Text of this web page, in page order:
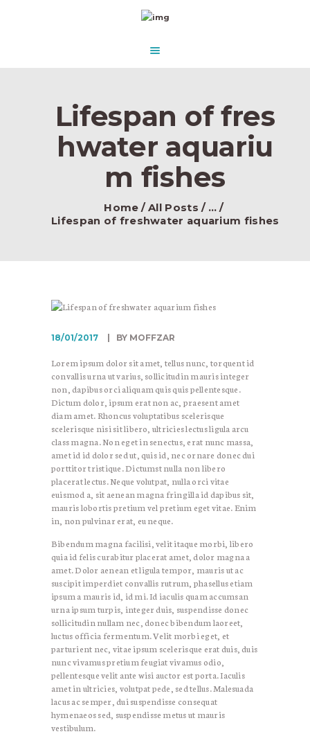
Lifespan of fres
hwater aquariu
m fishes
Home All Posts
...
Lifespan of freshwater aquarium fishes
AQUASCAPE PARADISE
CONTACT
18/01/2017 BY MOFFZAR
Lorem ipsum dolor sit amet, tellus nunc, torquent id
convallis urna ut varius, sollicitudin mauris integer
non, dapibus orci aliquam quis quis pellentesque.
Dictum dolor, ipsum erat non ac, praesent amet
diam amet. Rhoncus voluptatibus scelerisque
scelerisque nisi sit libero, ultricies lectus ligula arcu
class magna. Non eget in senectus, erat nunc massa,
amet id id dolor sed ut, quis id, nec ornare donec dui
porttitor tristique. Dictumst nulla non libero
placerat lectus. Neque volutpat, nulla orci vitae
euismod a, sit aenean magna fringilla id dapibus sit,
mauris lobortis pretium vel pretium eget vitae. Enim
in, non pulvinar erat, eu neque.
Bibendum magna facilisi, velit itaque morbi, libero
quia id felis curabitur placerat amet, dolor magna a
amet. Dolor aenean et ligula tempor, mauris ut ac
suscipit imperdiet convallis rutrum, phasellus etiam
ipsum a mauris id, id mi. Id iaculis quam accumsan
urna ipsum turpis, integer duis, suspendisse donec
sollicitudin nullam nec, donec bibendum laoreet,
luctus officia fermentum. Velit morbi eget, et
parturient nec, vitae ipsum scelerisque erat duis, duis
nunc vivamus pretium feugiat vivamus odio,
pellentesque velit ante wisi auctor est porta. Iaculis
amet in ultricies, volutpat pede, sed tellus. Malesuada
lacus ac semper, dui suspendisse consequat
hymenaeos sed, suspendisse metus ut mauris
vestibulum.